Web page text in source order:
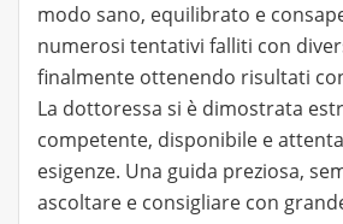
modo sano, equilibrato e
numerosi tentativi falliti con
finalmente ottenendo risultati
La dottoressa si è dimostrata
competente, disponibile e
esigenze. Una guida preziosa,
ascoltare e consigliare con